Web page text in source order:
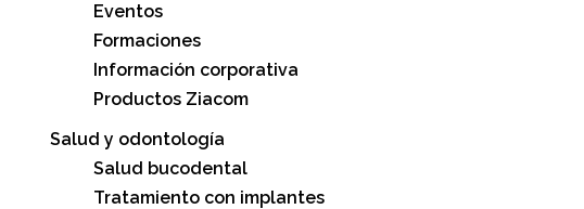
Eventos
Formaciones
Información corporativa
Productos Ziacom
Salud y odontología
Salud bucodental
Tratamiento con implantes